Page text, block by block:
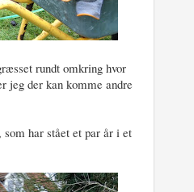
rundt omkring hvor
jeg der kan komme andre
har stået et par år i et